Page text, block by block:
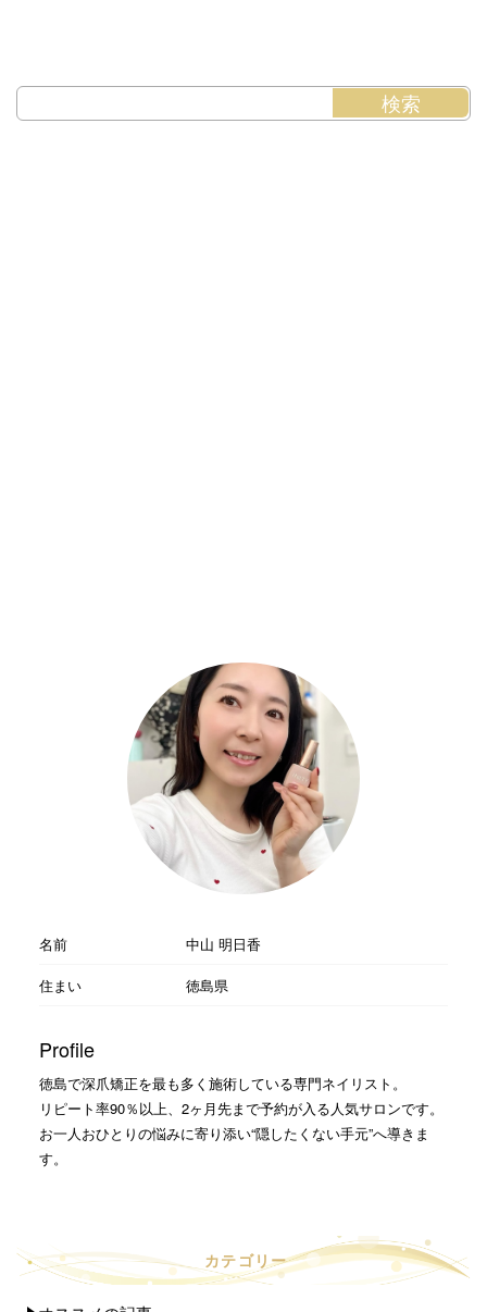
名前
中山 明日香
住まい
徳島県
Profile
徳島で深爪矯正を最も多く施術している専門ネイリスト。
リピート率90％以上、2ヶ月先まで予約が入る人気サロンです。
お一人おひとりの悩みに寄り添い“隠したくない手元”へ導きま
す。
カテゴリー